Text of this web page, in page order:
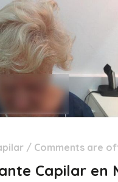
/ Comments are
Capilar en